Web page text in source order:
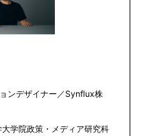
ンデザイナー／Synflux株
学院政策・メディア研究科